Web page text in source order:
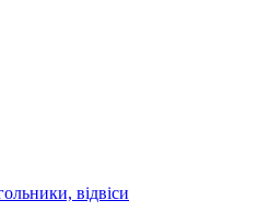
відвіси